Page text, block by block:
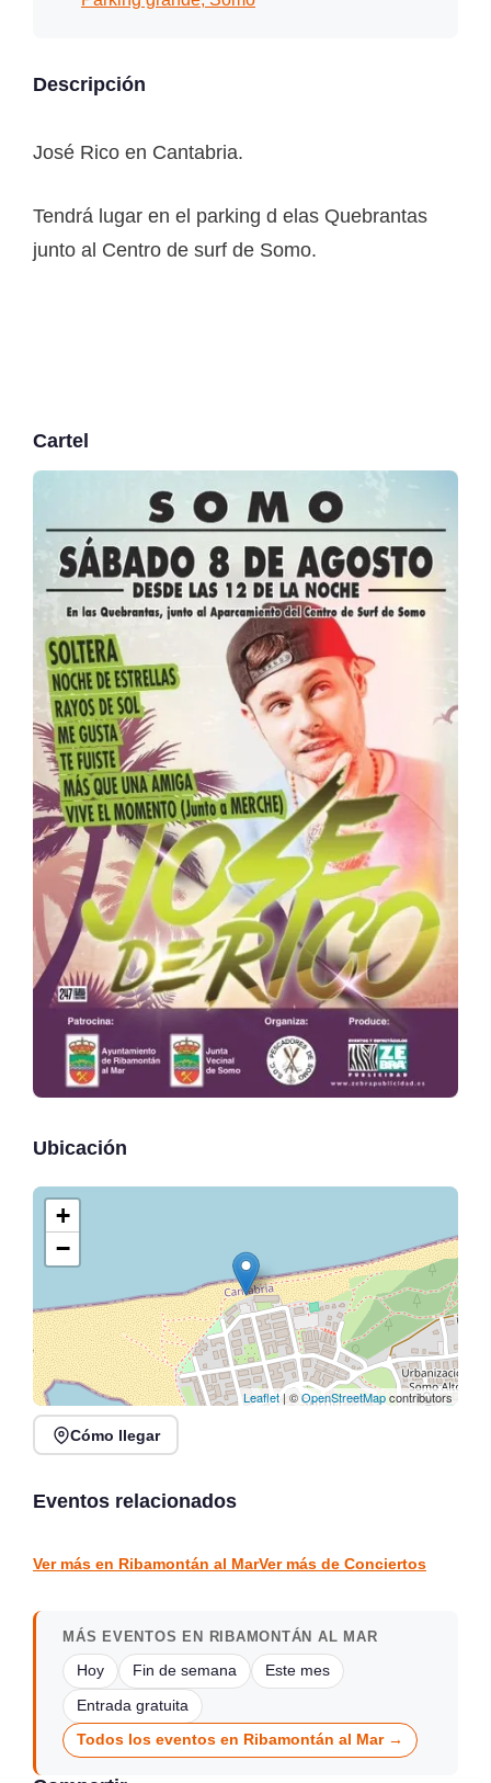
Descripción
José Rico en Cantabria.
Tendrá lugar en el parking d elas Quebrantas
junto al Centro de surf de Somo.
Cartel
Ubicación
+
−
Leaflet| ©OpenStreetMapcontributors
Cómo llegar
Eventos relacionados
Recital de trompeta,
Santander
Ver más en Ribamontán al MarVer más de Conciertos
MÁS EVENTOS EN RIBAMONTÁN AL MAR
Hoy Fin de semana Este mes
Entrada gratuita
Todos los eventos en Ribamontán al Mar →